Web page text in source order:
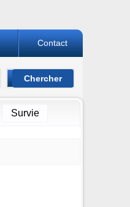
Contact
Survie